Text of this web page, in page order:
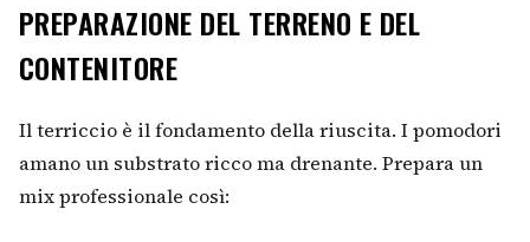
PREPARAZIONE DEL TERRENO E DEL
CONTENITORE
Il terriccio è il fondamento della riuscita. I pomodori
amano un substrato ricco ma drenante. Prepara un
mix professionale così: